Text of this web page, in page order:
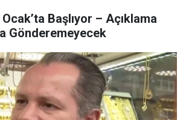
Başlıyor – Açıklama
Gönderemeyecek